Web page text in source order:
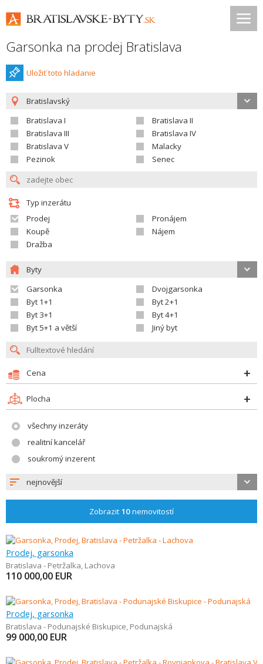
Garsonka na prodej Bratislava
Uložiť toto hladanie
Bratislavský
Bratislava I
Bratislava II
Bratislava III
Bratislava IV
Bratislava V
Malacky
Pezinok
Senec
Typ inzerátu
Prodej
Pronájem
Koupě
Nájem
Dražba
Byty
Garsonka
Dvojgarsonka
Byt 1+1
Byt 2+1
Byt 3+1
Byt 4+1
Byt 5+1 a větší
Jiný byt
Cena
Plocha
všechny inzeráty
realitní kancelář
soukromý inzerent
nejnovější
Zobrazit 10nemovitostí
Prodej, garsonka
Bratislava - Petržalka, Lachova
110 000,00 EUR
Prodej, garsonka
Bratislava - Podunajské Biskupice, Podunajská
99 000,00 EUR